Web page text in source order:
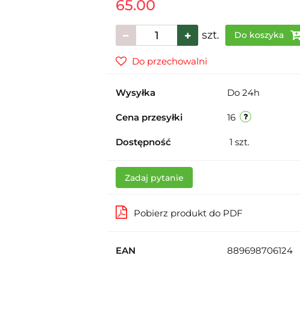
65.00
szt. Do koszyka
Do przechowalni
Wysyłka Do 24h
Cena przesyłki 16
Dostępność 1 szt.
Zadaj pytanie
Pobierz produkt do PDF
EAN 889698706124